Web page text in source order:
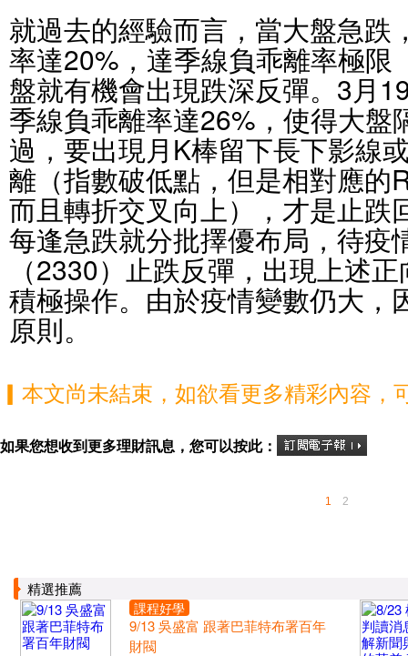
就過去的經驗而言，當大盤急跌
率達20%，達季線負乖離率極限
盤就有機會出現跌深反彈。3月
季線負乖離率達26%，使得大盤
過，要出現月K棒留下長下影線
離（指數破低點，但是相對應的
而且轉折交叉向上），才是止跌
每逢急跌就分批擇優布局，待疫
（2330）止跌反彈，出現上述
積極操作。由於疫情變數仍大，
原則。
▎本文尚未結束，如欲看更多精彩內容，
如果您想收到更多理財訊息，您可以按此：
1 2
精選推薦
課程好學
9/13 吳盛富 跟著巴菲特布署百年
財閥